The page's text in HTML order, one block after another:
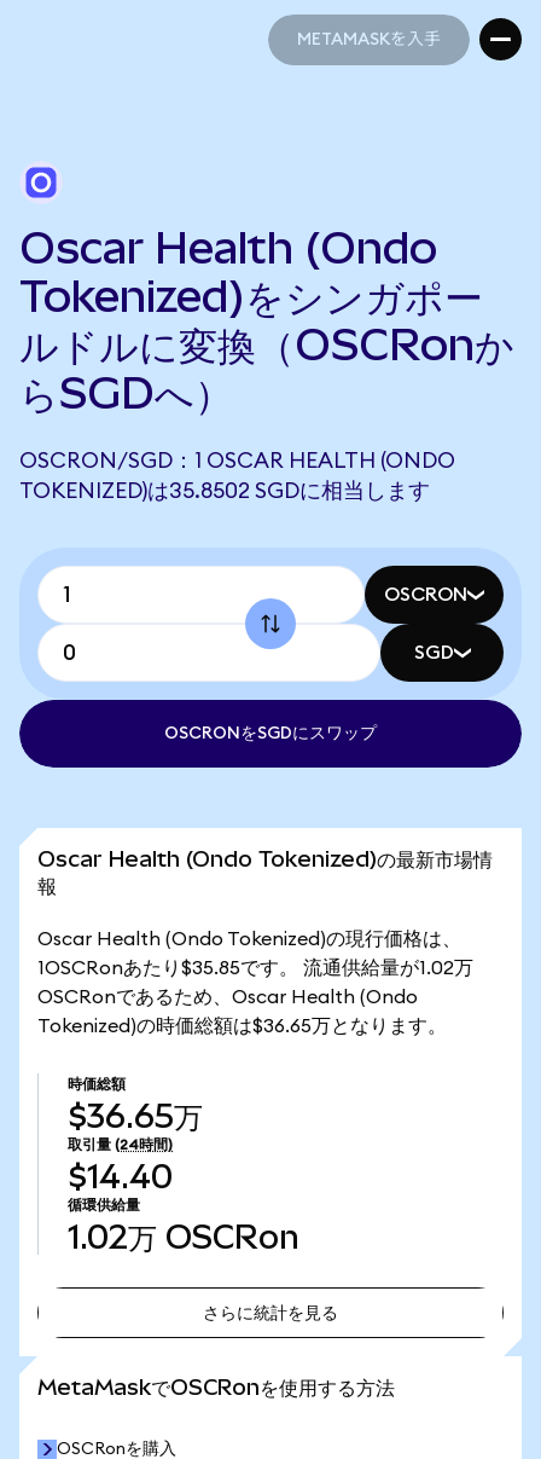
METAMASKを入手
Oscar Health (Ondo
Tokenized)をシンガポー
ルドルに変換（OSCRonか
らSGDへ）
OSCRON/SGD：1 OSCAR HEALTH (ONDO
TOKENIZED)は35.8502 SGDに相当します
OSCRON
SGD
OSCRONをSGDにスワップ
Oscar Health (Ondo Tokenized)の最新市場情
報
Oscar Health (Ondo Tokenized)の現行価格は、
1OSCRonあたり$35.85です。 流通供給量が1.02万
OSCRonであるため、Oscar Health (Ondo
Tokenized)の時価総額は$36.65万となります。
時価総額
$36.65万
取引量 (24時間)
$14.40
循環供給量
1.02万 OSCRon
さらに統計を見る
MetaMaskでOSCRonを使用する方法
OSCRonを購入